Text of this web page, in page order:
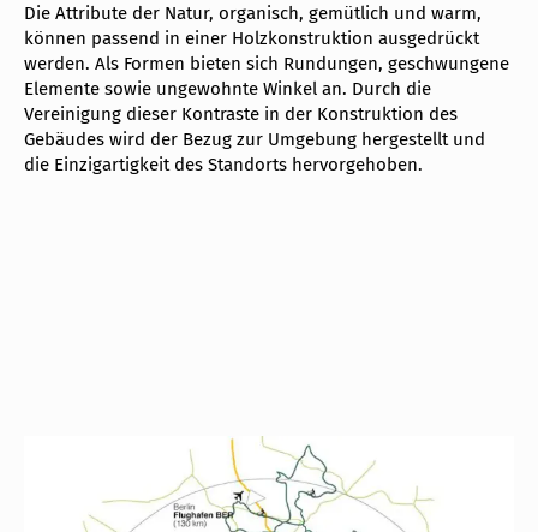
Die Attribute der Natur, organisch, gemütlich und warm,
können passend in einer Holzkonstruktion ausgedrückt
werden. Als Formen bieten sich Rundungen, geschwungene
Elemente sowie ungewohnte Winkel an. Durch die
Vereinigung dieser Kontraste in der Konstruktion des
Gebäudes wird der Bezug zur Umgebung hergestellt und
die Einzigartigkeit des Standorts hervorgehoben.